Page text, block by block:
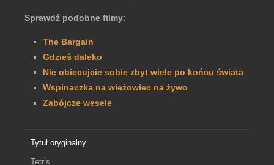
Sprawdź podobne filmy:
The Bargain
Gdzieś daleko
Nie obiecujcie sobie zbyt wiele po końcu świata
Wspinaczka na wieżowiec na żywo
Zabójcze wesele
Tytuł oryginalny
Tetris